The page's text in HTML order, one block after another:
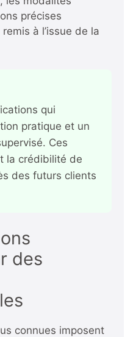
précises
à l’issue de la
qui
pratique et un
Ces
la crédibilité de
des futurs clients
des
connues imposent